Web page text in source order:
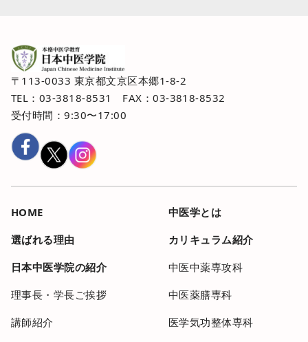
〒113-0033 東京都文京区本郷1-8-2
TEL：03-3818-8531 FAX：03-3818-8532
受付時間：9:30〜17:00
HOME
選ばれる理由
日本中医学院の紹介
理事長・学長ご挨拶
講師紹介
中医学とは
カリキュラム紹介
中医中薬専攻科
中医薬膳専科
医学気功整体専科